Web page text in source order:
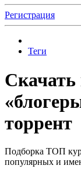
Регистрация
Теги
торрент
Подборка ТОП
популярных и